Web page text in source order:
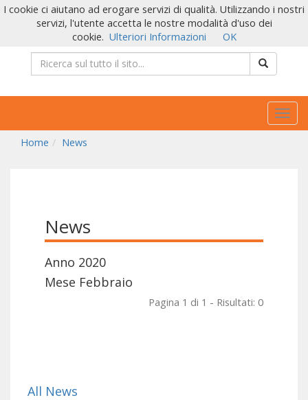
Home
News
News
Anno 2020
Mese Febbraio
Pagina 1 di 1 - Risultati: 0
All News
I cookie ci aiutano ad erogare servizi di qualità. Utilizzando i nostri
servizi, l'utente accetta le nostre modalità d'uso dei
cookie. Ulteriori Informazioni OK